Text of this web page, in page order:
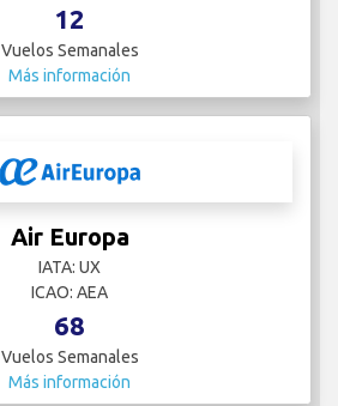
12
Vuelos Semanales
Más información
Air Europa
IATA: UX
ICAO: AEA
68
Vuelos Semanales
Más información